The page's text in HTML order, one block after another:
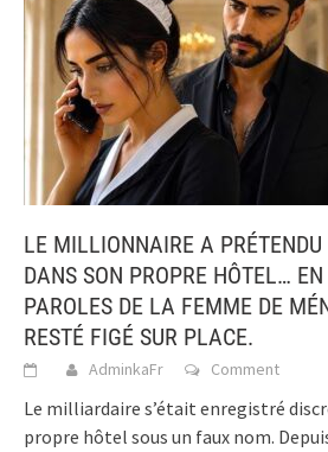
LE MILLIONNAIRE A
DANS SON PROPRE HÔTEL…
PAROLES DE LA FEMME DE
RESTÉ FIGÉ SUR PLACE.
AdminkaFr Comment
Le milliardaire s’était enregistré
propre hôtel sous un faux nom.